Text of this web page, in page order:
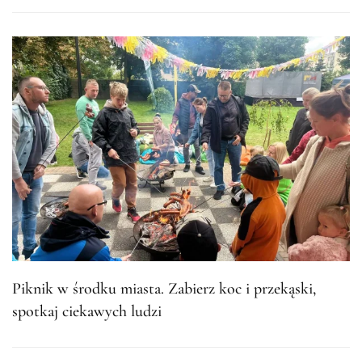
Piknik w środku miasta. Zabierz koc i przekąski,
spotkaj ciekawych ludzi